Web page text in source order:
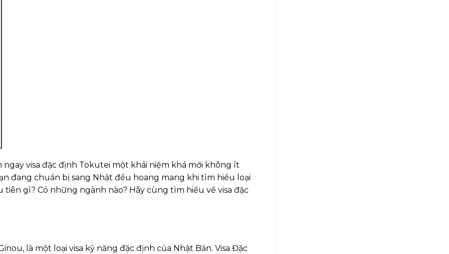
visa đặc định Tokutei một khái niệm khá mới không ít
đang chuẩn bị sang Nhật đều hoang mang khi tìm hiểu loại
tiên gì? Có những ngành nào? Hãy cùng tìm hiểu về visa đặc
là một loại visa kỹ năng đặc định của Nhật Bản. Visa Đặc